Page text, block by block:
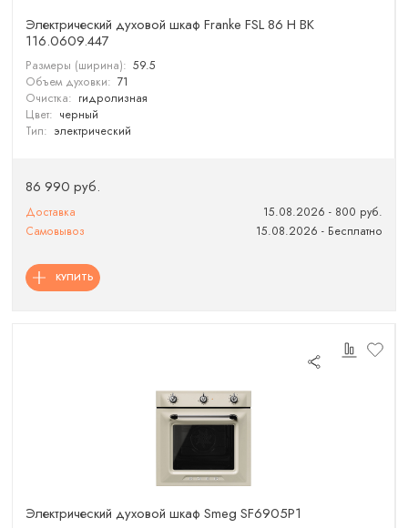
Электрический духовой шкаф Franke FSL 86 H BK
116.0609.447
Размеры (ширина): 59.5
Объем духовки: 71
Очистка: гидролизная
Цвет: черный
Тип: электрический
86 990 руб.
Доставка
15.08.2026 - 800 руб.
Самовывоз
15.08.2026 - Бесплатно
КУПИТЬ
Электрический духовой шкаф Smeg SF6905P1